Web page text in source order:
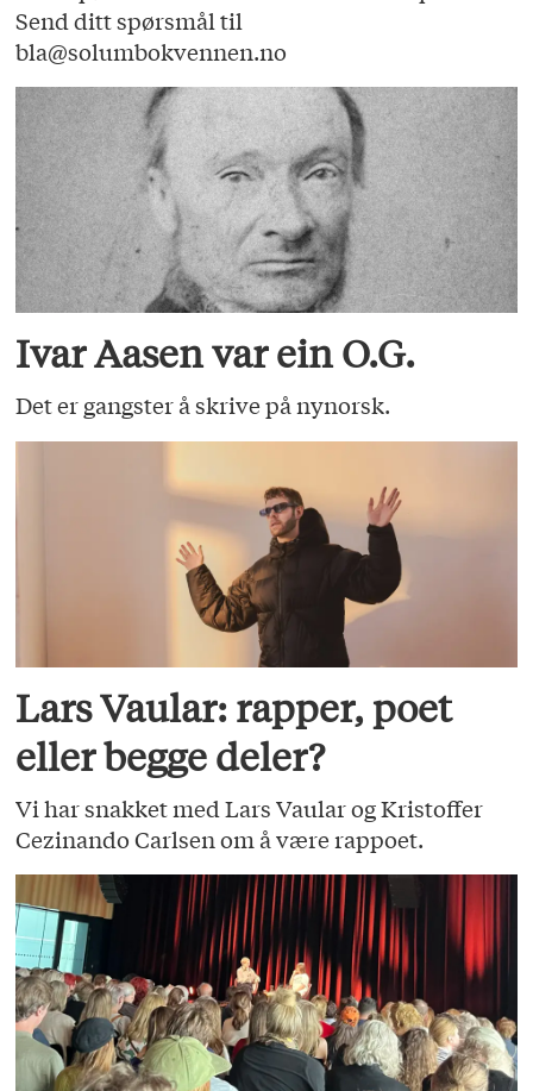
Send ditt spørsmål til
bla@solumbokvennen.no
Ivar Aasen var ein O.G.
Det er gangster å skrive på nynorsk.
Lars Vaular: rapper, poet
eller begge deler?
Vi har snakket med Lars Vaular og Kristoffer
Cezinando Carlsen om å være rappoet.